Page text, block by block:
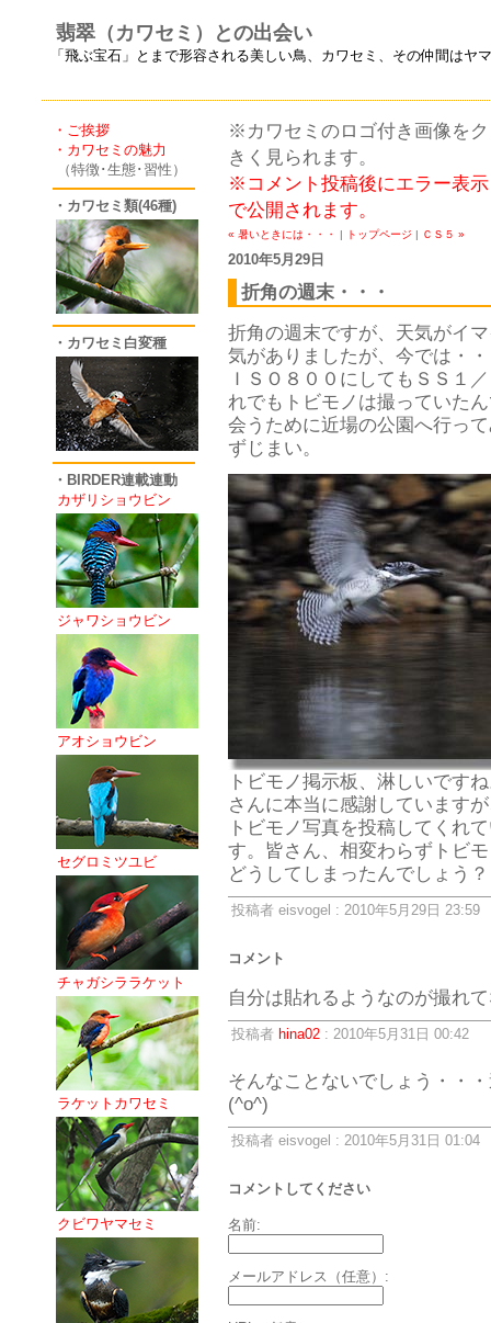
翡翠（カワセミ）との出会い
「飛ぶ宝石」とまで形容される美しい鳥、カワセミ、その仲間は
・ご挨拶
・カワセミの魅力
（特徴･生態･習性）
・カワセミ類(46種)
・カワセミ白変種
・BIRDER連載連動
カザリショウビン
ジャワショウビン
アオショウビン
セグロミツユビ
チャガシララケット
ラケットカワセミ
クビワヤマセミ
※カワセミのロゴ付き画像を
きく見られます。
※コメント投稿後にエラー表
で公開されます。
« 暑いときには・・・ | トップページ | ＣＳ５ »
2010年5月29日
折角の週末・・・
折角の週末ですが、天気がイ
気がありましたが、今では・
ＩＳＯ８００にしてもＳＳ１
れでもトビモノは撮っていた
会うために近場の公園へ行っ
ずじまい。
トビモノ掲示板、淋しいです
さんに本当に感謝しています
トビモノ写真を投稿してくれ
す。皆さん、相変わらずトビ
どうしてしまったんでしょう
投稿者 eisvogel : 2010年5月29日 23:59
コメント
自分は貼れるようなのが撮れ
投稿者 hina02: 2010年5月31日 00:42
そんなことないでしょう・・
(^o^)
投稿者 eisvogel : 2010年5月31日 01:04
コメントしてください
名前:
メールアドレス（任意）: